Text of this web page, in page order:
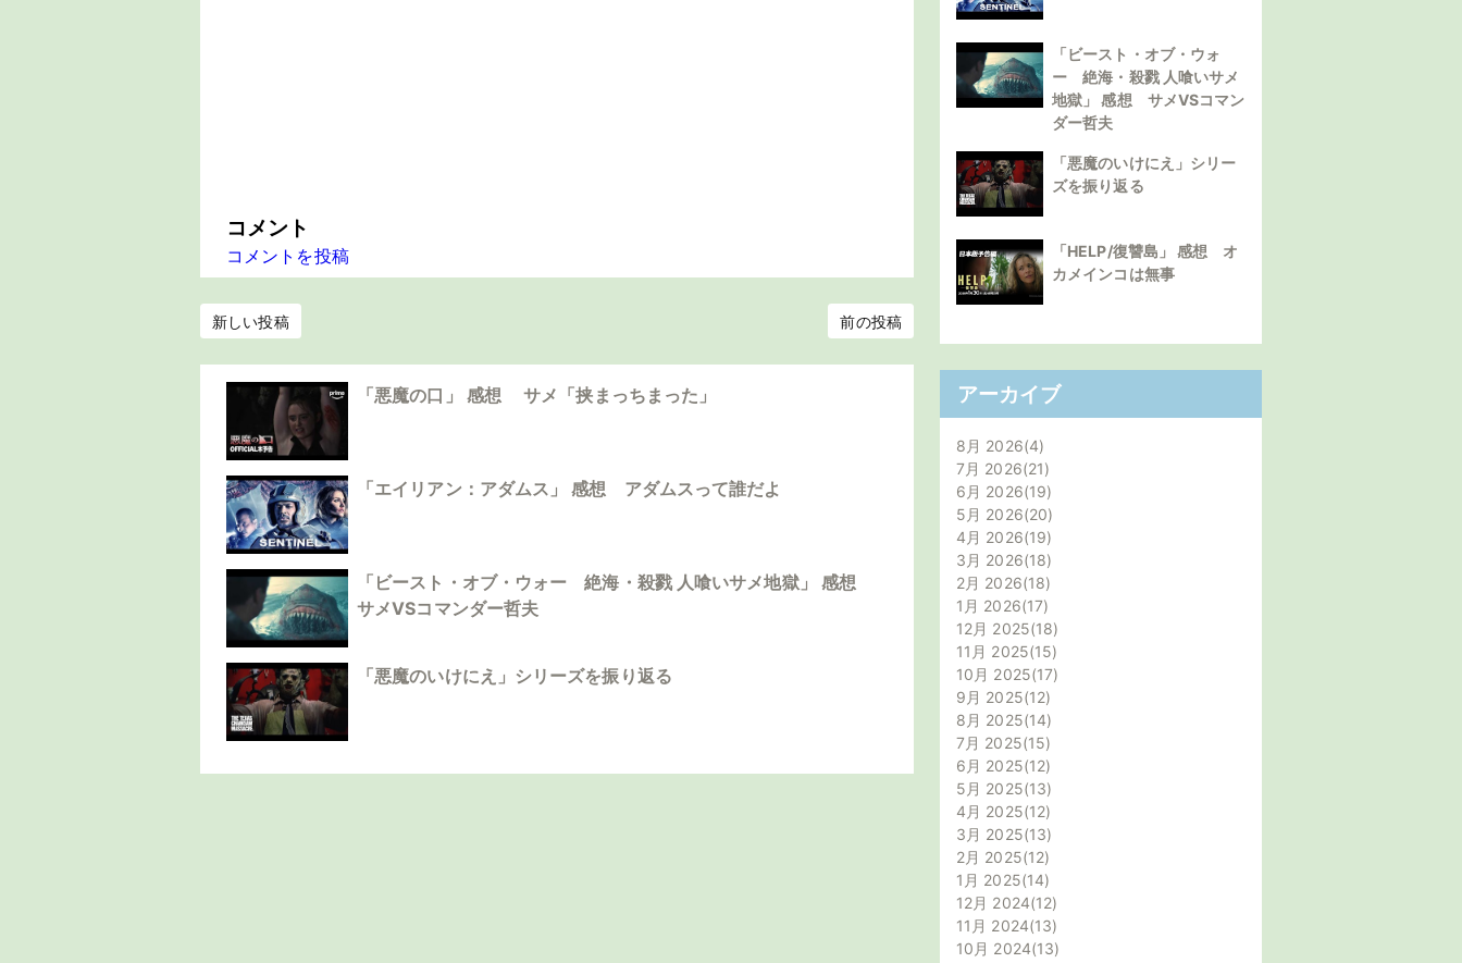
コメント
コメントを投稿
新しい投稿 前の投稿
「悪魔の口」 感想 サメ「挟まっちまった」
「エイリアン：アダムス」 感想 アダムスって誰だよ
「ビースト・オブ・ウォー 絶海・殺戮 人喰いサメ地獄」 感想
サメVSコマンダー哲夫
「悪魔のいけにえ」シリーズを振り返る
「ビースト・オブ・ウォ
ー 絶海・殺戮 人喰いサメ
地獄」 感想 サメVSコマン
ダー哲夫
「悪魔のいけにえ」シリー
ズを振り返る
「HELP/復讐島」 感想 オ
カメインコは無事
アーカイブ
8月 2026 4
7月 2026 21
6月 2026 19
5月 2026 20
4月 2026 19
3月 2026 18
2月 2026 18
1月 2026 17
12月 2025 18
11月 2025 15
10月 2025 17
9月 2025 12
8月 2025 14
7月 2025 15
6月 2025 12
5月 2025 13
4月 2025 12
3月 2025 13
2月 2025 12
1月 2025 14
12月 2024 12
11月 2024 13
10月 2024 13